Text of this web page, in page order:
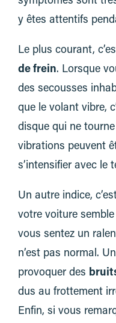
y êtes attentifs
Le plus courant,
de frein. Lorsque
des secousses
que le volant vibre,
disque qui ne
vibrations peuvent
s’intensifier avec le
Un autre indice,
votre voiture
vous sentez un
n’est pas normal.
provoquer des
dus au frottement
Enfin, si vous